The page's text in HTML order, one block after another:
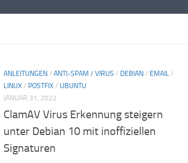
ANLEITUNGEN/ ANTI-SPAM / VIRUS / DEBIAN/ EMAIL/
LINUX/ POSTFIX/ UBUNTU
JANUAR 31, 2022
ClamAV Virus Erkennung steigern
unter Debian 10 mit inoffiziellen
Signaturen